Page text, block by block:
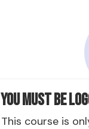
You must be
This course is